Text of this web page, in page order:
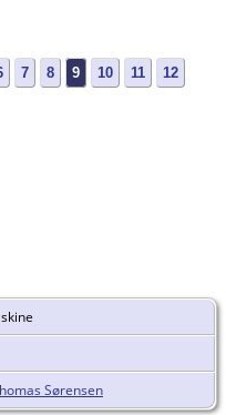
7 8 9 10 11 12
Sørensen